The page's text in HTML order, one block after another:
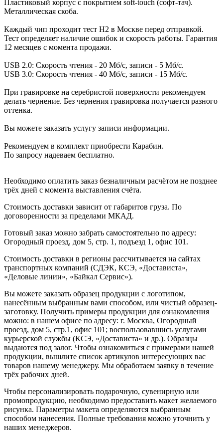
Пластиковый корпус с покрытием soft-touch (софт-тач).
Металлическая скоба.
Каждый чип проходит тест H2 в Москве перед отправкой.
Тест определяет наличие ошибок и скорость работы. Гарантия
12 месяцев с момента продажи.
USB 2.0: Скорость чтения - 20 Мб/с, записи - 5 Мб/с.
USB 3.0: Скорость чтения - 40 Мб/с, записи - 15 Мб/с.
При гравировке на серебристой поверхности рекомендуем
делать чернение. Без чернения гравировка получается разного
оттенка.
Вы можете заказать услугу записи информации.
Рекомендуем в комплект приобрести Карабин.
По запросу надеваем бесплатно.
Необходимо оплатить заказ безналичным расчётом не позднее
трёх дней с момента выставления счёта.
Стоимость доставки зависит от габаритов груза. По
договоренности за пределами МКАД.
Готовый заказ можно забрать самостоятельно по адресу:
Огородный проезд, дом 5, стр. 1, подъезд 1, офис 101.
Стоимость доставки в регионы рассчитывается на сайтах
транспортных компаний (СДЭК, КСЭ, «Достависта»,
«Деловые линии», «Байкал Сервис»).
Вы можете заказать образец продукции с логотипом,
нанесённым выбранным вами способом, или чистый образец-
заготовку. Получить примеры продукции для ознакомления
можно: в нашем офисе по адресу: г. Москва, Огородный
проезд, дом 5, стр.1, офис 101; воспользовавшись услугами
курьерской службы (КСЭ, «Достависта» и др.). Образцы
выдаются под залог. Чтобы ознакомиться с примерами нашей
продукции, вышлите список артикулов интересующих вас
товаров нашему менеджеру. Мы обработаем заявку в течение
трёх рабочих дней.
Чтобы персонализировать подарочную, сувенирную или
промопродукцию, необходимо предоставить макет желаемого
рисунка. Параметры макета определяются выбранным
способом нанесения. Полные требования можно уточнить у
наших менеджеров.